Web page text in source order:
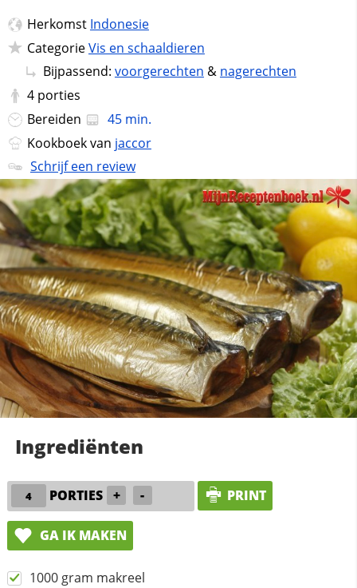
Herkomst Indonesie
CategorieVis en schaaldieren
Bijpassend: voorgerechten & nagerechten
4 porties
Bereiden
45 min.
Kookboek van jaccor
Schrijf een review
Ingrediënten
PORTIES + - PRINT
GA IK MAKEN
1000 gram makreel